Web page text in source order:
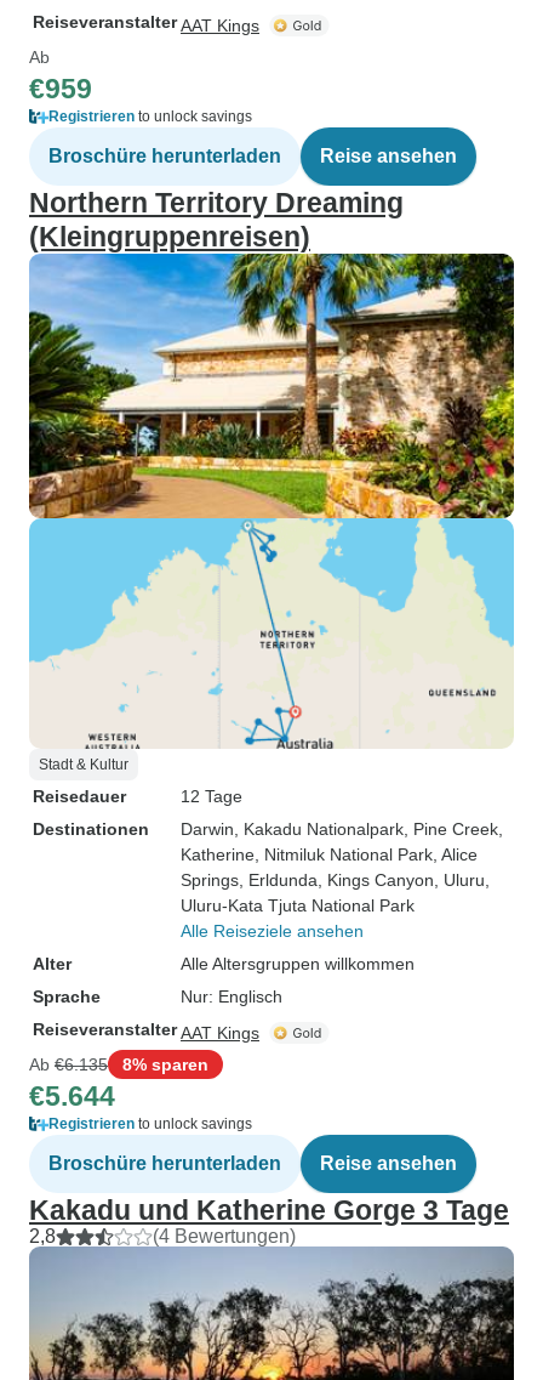
ReiseveranstalterAAT Kings
Ab
€959
Registrieren to unlock savings
Broschüre herunterladen Reise ansehen
Northern Territory Dreaming
(Kleingruppenreisen)
Stadt & Kultur
Reisedauer
12 Tage
Destinationen
Darwin , Kakadu Nationalpark , Pine Creek
Katherine , Nitmiluk National Park , Alice
Springs , Erldunda , Kings Canyon , Uluru
Uluru-Kata Tjuta National Park
Alle Reiseziele ansehen
Alter
Alle Altersgruppen willkommen
Sprache
Nur: Englisch
ReiseveranstalterAAT Kings
Ab €6.135 8% sparen
€5.644
Registrieren to unlock savings
Broschüre herunterladen Reise ansehen
Kakadu und Katherine Gorge 3 Tage
2,8 (4 Bewertungen)